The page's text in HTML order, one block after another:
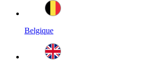
Belgique